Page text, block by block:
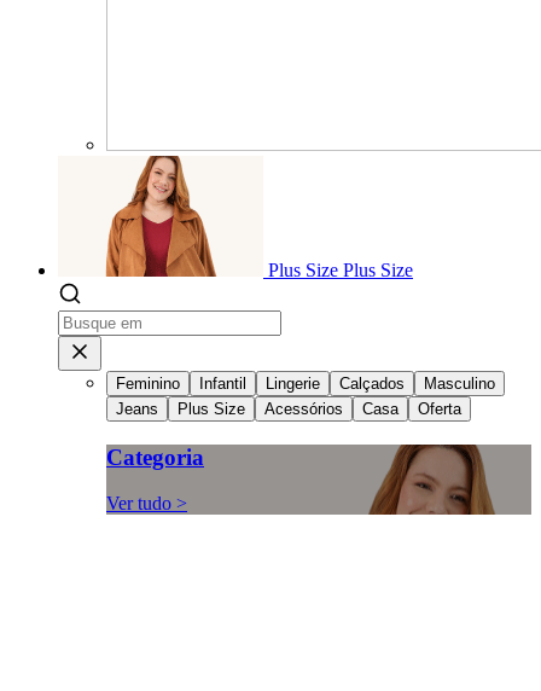
Plus Size Plus Size
Feminino Infantil Lingerie Calçados
Masculino
Jeans
Plus Size Acessórios Casa Oferta
Categoria
Ver tudo >